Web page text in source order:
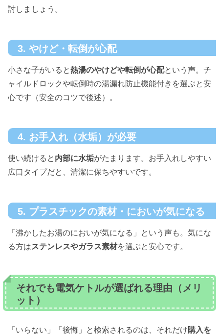
討しましょう。
3. やけど・転倒が心配
小さな子がいると熱湯のやけどや転倒が心配という声。チ
ャイルドロックや転倒時の湯漏れ防止機能付きを選ぶと安
心です（安全のコツで後述）。
4. お手入れ（水垢）が必要
使い続けると 内部に水垢がたまります。お手入れしやすい
広口タイプだと、清潔に保ちやすいです。
5. プラスチックの素材・においが気になる
「沸かしたお湯のにおいが気になる」という声も。気にな
る方はステンレスやガラス素材を選ぶと安心です。
それでも電気ケトルが選ばれる理由（メリ
ット）
「いらない」「後悔」と検索されるのは、それだけ購入を